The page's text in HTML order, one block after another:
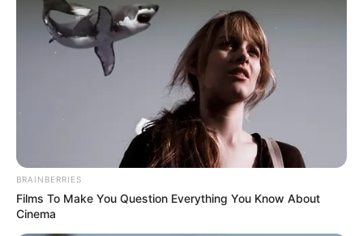
BRAINBERRIES
Films To Make You Question Everything You Know About
Cinema